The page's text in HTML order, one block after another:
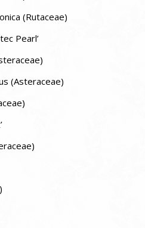
(Rutaceae)
Pearl’
(Asteraceae)